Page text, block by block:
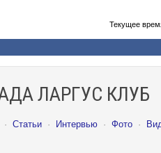
Текущее
ЛАРГУС КЛУБ
· Статьи · Интервью · Фото ·